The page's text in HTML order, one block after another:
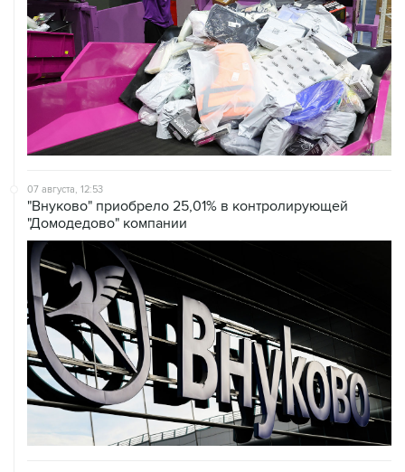
07 августа, 12:53
"Внуково" приобрело 25,01% в контролирующей
"Домодедово" компании